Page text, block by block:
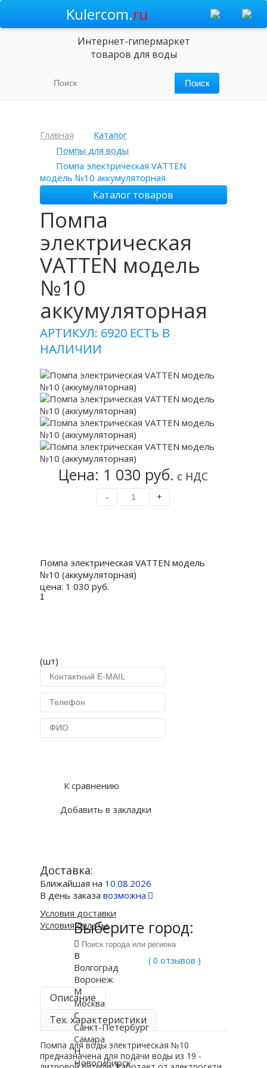
Kulercom.ru
Интернет-гипермаркет
товаров для воды
Главная
Каталог
Помпы для воды
Помпа электрическая VATTEN
модель №10 аккумуляторная
Каталог товаров
Помпа
электрическая
VATTEN модель
№10
аккумуляторная
АРТИКУЛ: 6920 ЕСТЬ В
НАЛИЧИИ
Цена: 1 030 руб. с НДС
- +
Помпа электрическая VATTEN модель
№10 (аккумуляторная)
цена: 1 030 руб.
(шт)
К сравнению
Добавить в закладки
Доставка:
Ближайшая на 10.08.2026
В день заказавозможна
Условия доставки
Условия оплаты
( 0 отзывов )
Описание
Тех. характеристики
Помпа для воды электрическая №10
предназначена для подачи воды из 19 -
Выберите город:
В
Волгоград
Воронеж
М
Москва
С
Санкт-Петербург
Самара
Н
Новосибирск